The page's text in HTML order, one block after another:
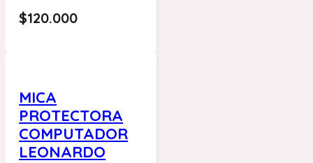
$120.000
MICA
PROTECTORA
COMPUTADOR
LEONARDO